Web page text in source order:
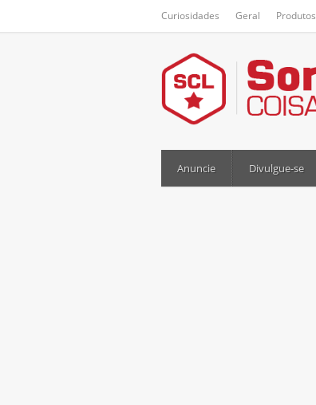
Curiosidades Geral Produtos
Anuncie Divulgue-se